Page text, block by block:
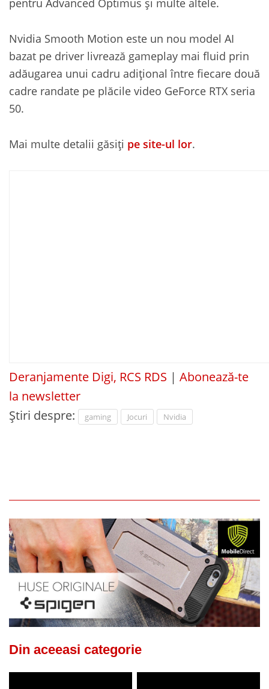
Nvidia Smooth Motion este un nou model AI
bazat pe driver livrează gameplay mai fluid prin
adăugarea unui cadru adițional între fiecare două
cadre randate pe plăcile video GeForce RTX seria
50.
Mai multe detalii găsiți pe site-ul lor.
Deranjamente Digi, RCS RDS | Abonează-te
la newsletter
Știri despre:
gaming Jocuri Nvidia
Din aceeasi categorie